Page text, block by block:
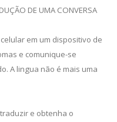
DE UMA CONVERSA
em um dispositivo de
e comunique-se
A lingua não é mais uma
e obtenha o